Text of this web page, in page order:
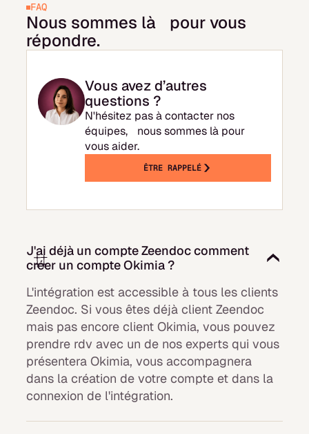
FAQ
Nous sommes là pour vous
répondre.
Vous avez d’autres
questions ?
N'hésitez pas à contacter nos
équipes, nous sommes là pour
vous aider.
ÊTRE RAPPELÉ
J'ai déjà un compte Zeendoc comment
créer un compte Okimia ?
L'intégration est accessible à tous les clients
Zeendoc. Si vous êtes déjà client Zeendoc
mais pas encore client Okimia, vous pouvez
prendre rdv avec un de nos experts qui vous
présentera Okimia, vous accompagnera
dans la création de votre compte et dans la
connexion de l'intégration.